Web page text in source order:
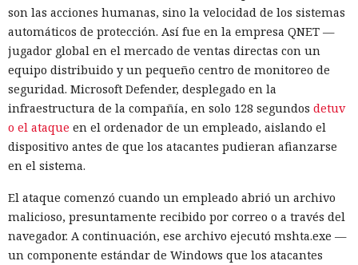
son las acciones humanas, sino la velocidad de los sistemas
automáticos de protección. Así fue en la empresa QNET —
jugador global en el mercado de ventas directas con un
equipo distribuido y un pequeño centro de monitoreo de
seguridad. Microsoft Defender, desplegado en la
infraestructura de la compañía, en solo 128 segundos detuv
o el ataque en el ordenador de un empleado, aislando el
dispositivo antes de que los atacantes pudieran afianzarse
en el sistema.
El ataque comenzó cuando un empleado abrió un archivo
malicioso, presuntamente recibido por correo o a través del
navegador. A continuación, ese archivo ejecutó mshta.exe —
un componente estándar de Windows que los atacantes